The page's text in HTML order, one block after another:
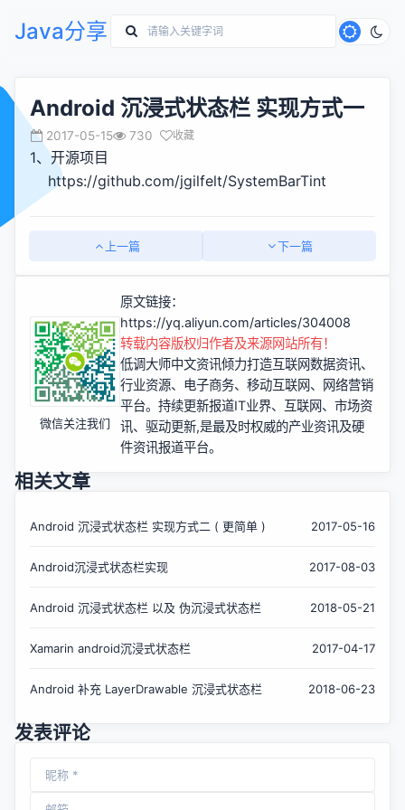
Java分享
Android 沉浸式状态栏 实现方式一
2017-05-15 730 收藏
1、开源项目
https://github.com/jgilfelt/SystemBarTint
上一篇 下一篇
微信关注我们
原文链接：
https://yq.aliyun.com/articles/304008
转载内容版权归作者及来源网站所有！
低调大师中文资讯倾力打造互联网数据资讯、
行业资源、电子商务、移动互联网、网络营销
平台。持续更新报道IT业界、互联网、市场资
讯、驱动更新,是最及时权威的产业资讯及硬
件资讯报道平台。
相关文章
Android 沉浸式状态栏 实现方式二 ( 更简单 ) 2017-05-16
Android沉浸式状态栏实现 2017-08-03
Android 沉浸式状态栏 以及 伪沉浸式状态栏 2018-05-21
Xamarin android沉浸式状态栏 2017-04-17
Android 补充 LayerDrawable 沉浸式状态栏 2018-06-23
发表评论